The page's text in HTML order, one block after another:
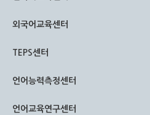
외국어교육센터
TEPS센터
언어능력측정센터
언어교육연구센터